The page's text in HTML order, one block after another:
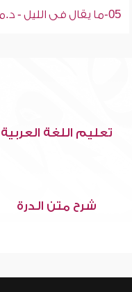
05-ما يقال فى الليل - د.محمد إسماعيل المقدم
تعليم اللغة العربية
شرح متن الدرة